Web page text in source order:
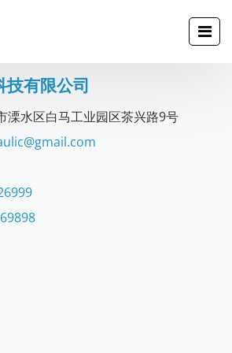
技有限公司
溧水区白马工业园区茶兴路9号